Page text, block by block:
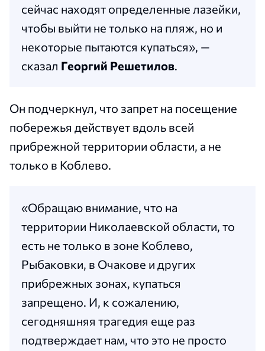
сейчас находят определенные лазейки,
чтобы выйти не только на пляж, но и
некоторые пытаются купаться», —
сказал Георгий Решетилов.
Он подчеркнул, что запрет на посещение
побережья действует вдоль всей
прибрежной территории области, а не
только в Коблево.
«Обращаю внимание, что на
территории Николаевской области, то
есть не только в зоне Коблево,
Рыбаковки, в Очакове и других
прибрежных зонах, купаться
запрещено. И, к сожалению,
сегодняшняя трагедия еще раз
подтверждает нам, что это не просто